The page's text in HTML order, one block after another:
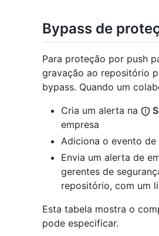
Bypass de
Para proteção por push
gravação ao repositório
bypass. Quando um
Cria um alerta na
empresa
Adiciona o evento
Envia um alerta de
gerentes de
repositório, com um
Esta tabela mostra o
pode especificar.